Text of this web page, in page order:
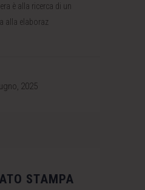
è alla ricerca di un
alla elaboraz
2025
STAMPA